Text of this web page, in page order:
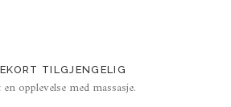
TILGJENGELIG
opplevelse med massasje.